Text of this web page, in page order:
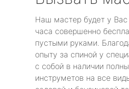
Наш мастер будет у Вас
часа совершенно
пустыми руками.
опыту за спиной у
с собой в наличии
инструметов на все